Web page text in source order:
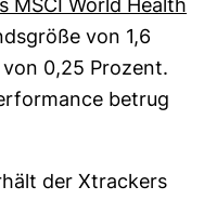
MSCI World Health
von 1,6
von 0,25 Prozent.
betrug
der Xtrackers